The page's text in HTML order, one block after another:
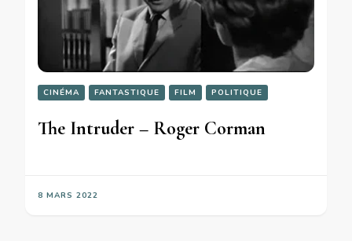
CINÉMA FANTASTIQUE FILM POLITIQUE
The Intruder – Roger Corman
8 MARS 2022